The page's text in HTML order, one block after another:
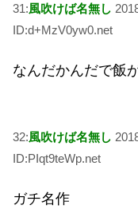
31:風吹けば名無し
ID:d+MzV0yw0.net
なんだかんだで飯
32:風吹けば名無し
ID:PIqt9teWp.net
ガチ名作